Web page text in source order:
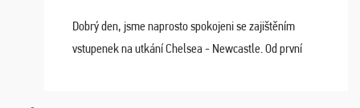
Dobrý den, jsme naprosto spokojeni se zajištěním
vstupenek na utkání Chelsea - Newcastle. Od první